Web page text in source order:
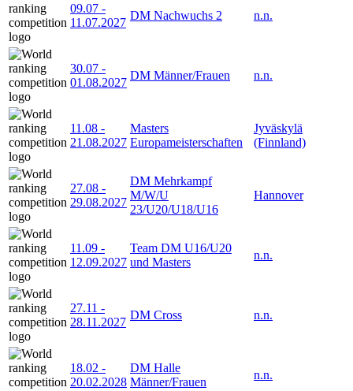
09.07 -
11.07.2027
DM Nachwuchs 2 n.n.
30.07 -
01.08.2027
DM Männer/Frauen n.n.
11.08 -
21.08.2027
Masters
Europameisterschaften
Jyväskylä
(Finnland)
27.08 -
29.08.2027
DM Mehrkampf
M/W/U
23/U20/U18/U16
Hannover
11.09 -
12.09.2027
Team DM U16/U20
und Masters
n.n.
27.11 -
28.11.2027
DM Cross n.n.
18.02 -
20.02.2028
DM Halle
Männer/Frauen
n.n.